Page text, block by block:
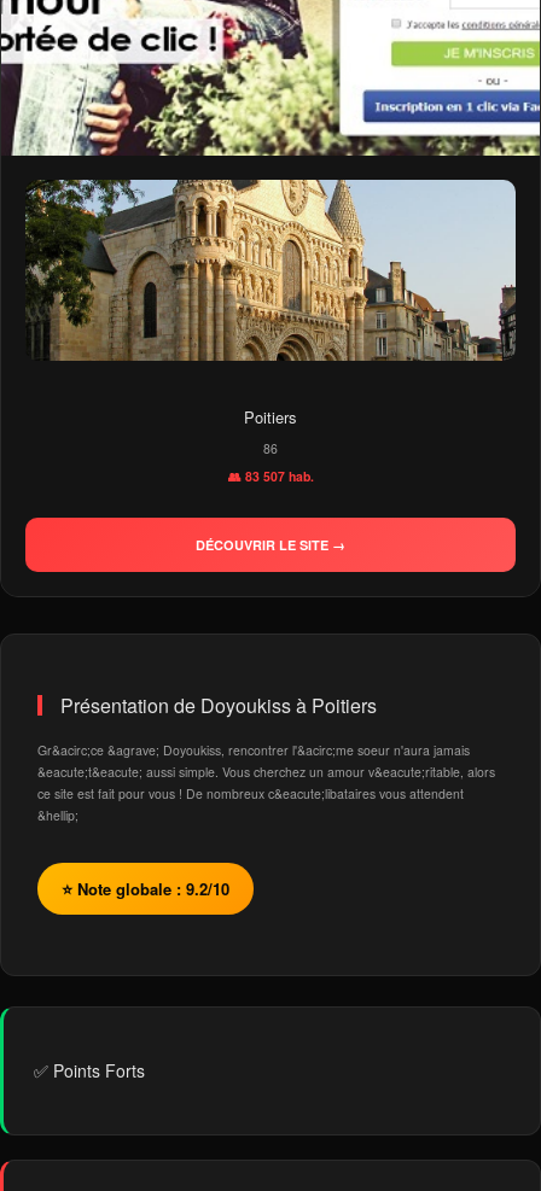
Poitiers
86
👥 83 507 hab.
DÉCOUVRIR LE SITE →
Présentation de Doyoukiss à Poitiers
Gr&acirc;ce &agrave; Doyoukiss, rencontrer l'&acirc;me soeur n'aura jamais
&eacute;t&eacute; aussi simple. Vous cherchez un amour v&eacute;ritable, alors
ce site est fait pour vous ! De nombreux c&eacute;libataires vous attendent
&hellip;
⭐ Note globale : 9.2/10
✅ Points Forts